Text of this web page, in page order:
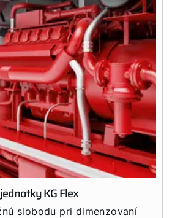
KG Flex
slobodu pri dimenzovaní